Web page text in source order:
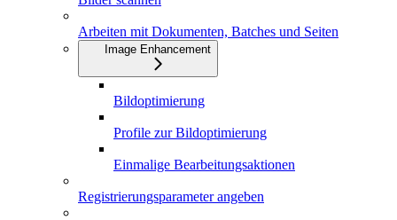
Arbeiten mit Dokumenten, Batches und Seiten
Image Enhancement
Bildoptimierung
Profile zur Bildoptimierung
Einmalige Bearbeitungsaktionen
Registrierungsparameter angeben